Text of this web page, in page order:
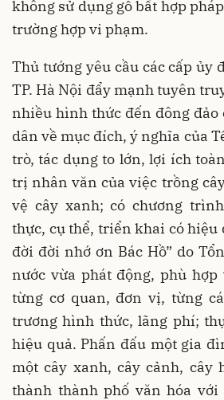
không sử dụng gỗ bất hợp
trường hợp vi phạm.
Thủ tướng yêu cầu các cấp ủy
TP. Hà Nội đẩy mạnh tuyên
nhiều hình thức đến đông đảo
dân về mục đích, ý nghĩa của
trò, tác dụng to lớn, lợi ích
trị nhân văn của việc trồng
vệ cây xanh; có chương
thực, cụ thể, triển khai có hiệu
đời đời nhớ ơn Bác Hồ” do
nước vừa phát động, phù
từng cơ quan, đơn vị, từng
trương hình thức, lãng phí;
hiệu quả. Phấn đấu một gia
một cây xanh, cây cảnh, cây
thành thành phố văn hóa với